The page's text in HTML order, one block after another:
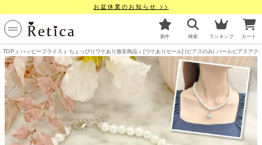
お盆休業のお知らせ >>
新作 検索 ランキング カート
TOP ハッピープライス ちょっぴりワケあり激安商品 [ワケありセール] (ピアスのみ) パールピアスア